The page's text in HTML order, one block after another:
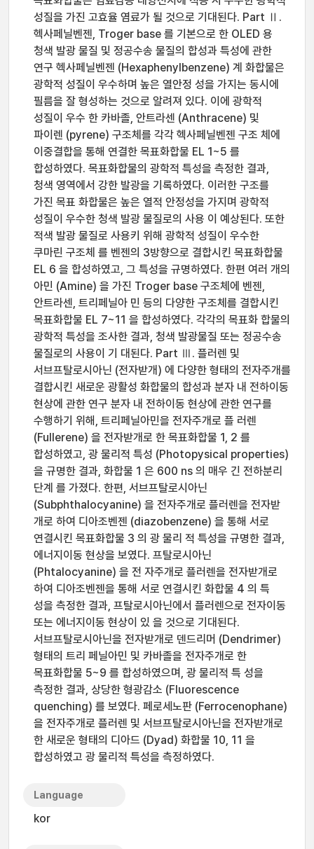
성질을 가진 고효율 염료가 될 것으로 기대된다. Part Ⅱ.
헥사페닐벤젠, Troger base 를 기본으로 한 OLED 용
청색 발광 물질 및 정공수송 물질의 합성과 특성에 관한
연구 헥사페닐벤젠 (Hexaphenylbenzene) 계 화합물은
광학적 성질이 우수하며 높은 열안정 성을 가지는 동시에
필름을 잘 형성하는 것으로 알려져 있다. 이에 광학적
성질이 우수 한 카바졸, 안트라센 (Anthracene) 및
파이렌 (pyrene) 구조체를 각각 헥사페닐벤젠 구조 체에
이중결합을 통해 연결한 목표화합물 EL 1~5 를
합성하였다. 목표화합물의 광학적 특성을 측정한 결과,
청색 영역에서 강한 발광을 기록하였다. 이러한 구조를
가진 목표 화합물은 높은 열적 안정성을 가지며 광학적
성질이 우수한 청색 발광 물질로의 사용 이 예상된다. 또한
적색 발광 물질로 사용키 위해 광학적 성질이 우수한
쿠마린 구조체 를 벤젠의 3방향으로 결합시킨 목표화합물
EL 6 을 합성하였고, 그 특성을 규명하였다. 한편 여러 개의
아민 (Amine) 을 가진 Troger base 구조체에 벤젠,
안트라센, 트리페닐아 민 등의 다양한 구조체를 결합시킨
목표화합물 EL 7~11 을 합성하였다. 각각의 목표화 합물의
광학적 특성을 조사한 결과, 청색 발광물질 또는 정공수송
물질로의 사용이 기 대된다. Part Ⅲ. 플러렌 및
서브프탈로시아닌 (전자받개) 에 다양한 형태의 전자주개를
결합시킨 새로운 광활성 화합물의 합성과 분자 내 전하이동
현상에 관한 연구 분자 내 전하이동 현상에 관한 연구를
수행하기 위해, 트리페닐아민을 전자주개로 플 러렌
(Fullerene) 을 전자받개로 한 목표화합물 1, 2 를
합성하였고, 광 물리적 특성 (Photopysical properties)
을 규명한 결과, 화합물 1 은 600 ns 의 매우 긴 전하분리
단계 를 가졌다. 한편, 서브프탈로시아닌
(Subphthalocyanine) 을 전자주개로 플러렌을 전자받
개로 하여 디아조벤젠 (diazobenzene) 을 통해 서로
연결시킨 목표화합물 3 의 광 물리 적 특성을 규명한 결과,
에너지이동 현상을 보였다. 프탈로시아닌
(Phtalocyanine) 을 전 자주개로 플러렌을 전자받개로
하여 디아조벤젠을 통해 서로 연결시킨 화합물 4 의 특
성을 측정한 결과, 프탈로시아닌에서 플러렌으로 전자이동
또는 에너지이동 현상이 있 을 것으로 기대된다.
서브프탈로시아닌을 전자받개로 덴드리머 (Dendrimer)
형태의 트리 페닐아민 및 카바졸을 전자주개로 한
목표화합물 5~9 를 합성하였으며, 광 물리적 특 성을
측정한 결과, 상당한 형광감소 (Fluorescence
quenching) 를 보였다. 페로세노판 (Ferrocenophane)
을 전자주개로 플러렌 및 서브프탈로시아닌을 전자받개로
한 새로운 형태의 디아드 (Dyad) 화합물 10, 11 을
합성하였고 광 물리적 특성을 측정하였다.
Language
kor